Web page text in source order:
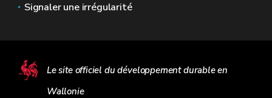
Signaler une irrégularité
Le site officiel du développement durable en
Wallonie